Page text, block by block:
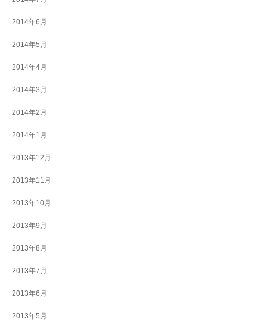
2014年6月
2014年5月
2014年4月
2014年3月
2014年2月
2014年1月
2013年12月
2013年11月
2013年10月
2013年9月
2013年8月
2013年7月
2013年6月
2013年5月